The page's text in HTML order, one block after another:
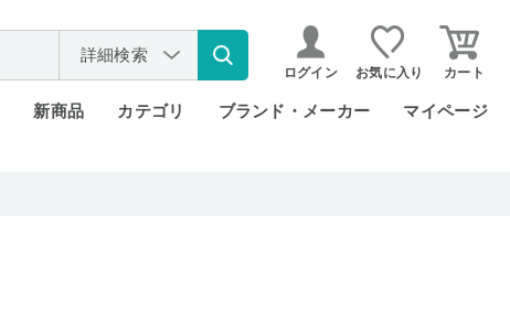
詳細検索
ログイン お気に入り カート
新商品 カテゴリ ブランド・メーカー マイページ